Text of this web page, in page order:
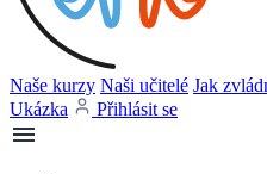
Naše kurzy Naši učitelé Jak
Ukázka
Přihlásit se